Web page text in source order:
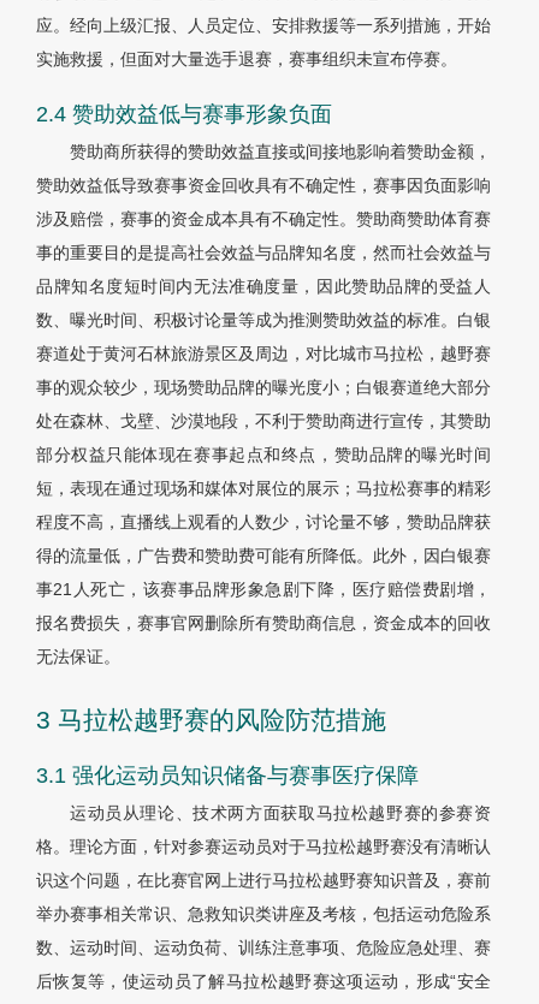
应。经向上级汇报、人员定位、安排救援等一系列措施，开始
实施救援，但面对大量选手退赛，赛事组织未宣布停赛。
2.4 赞助效益低与赛事形象负面
赞助商所获得的赞助效益直接或间接地影响着赞助金额，
赞助效益低导致赛事资金回收具有不确定性，赛事因负面影响
涉及赔偿，赛事的资金成本具有不确定性。赞助商赞助体育赛
事的重要目的是提高社会效益与品牌知名度，然而社会效益与
品牌知名度短时间内无法准确度量，因此赞助品牌的受益人
数、曝光时间、积极讨论量等成为推测赞助效益的标准。白银
赛道处于黄河石林旅游景区及周边，对比城市马拉松，越野赛
事的观众较少，现场赞助品牌的曝光度小；白银赛道绝大部分
处在森林、戈壁、沙漠地段，不利于赞助商进行宣传，其赞助
部分权益只能体现在赛事起点和终点，赞助品牌的曝光时间
短，表现在通过现场和媒体对展位的展示；马拉松赛事的精彩
程度不高，直播线上观看的人数少，讨论量不够，赞助品牌获
得的流量低，广告费和赞助费可能有所降低。此外，因白银赛
事21人死亡，该赛事品牌形象急剧下降，医疗赔偿费剧增，
报名费损失，赛事官网删除所有赞助商信息，资金成本的回收
无法保证。
3 马拉松越野赛的风险防范措施
3.1 强化运动员知识储备与赛事医疗保障
运动员从理论、技术两方面获取马拉松越野赛的参赛资
格。理论方面，针对参赛运动员对于马拉松越野赛没有清晰认
识这个问题，在比赛官网上进行马拉松越野赛知识普及，赛前
举办赛事相关常识、急救知识类讲座及考核，包括运动危险系
数、运动时间、运动负荷、训练注意事项、危险应急处理、赛
后恢复等，使运动员了解马拉松越野赛这项运动，形成“安全